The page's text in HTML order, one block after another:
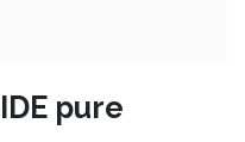
pure